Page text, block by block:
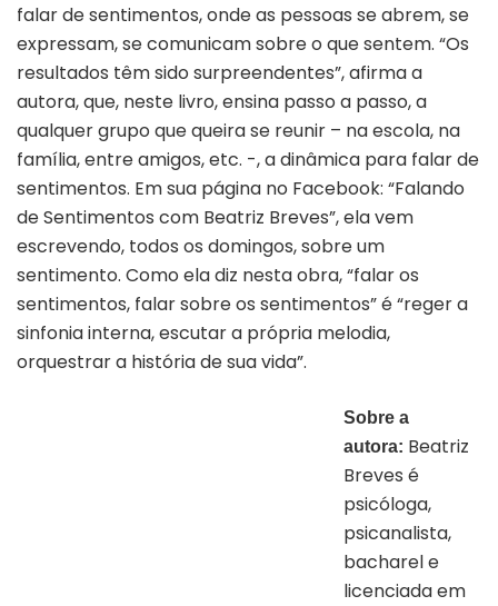
falar de sentimentos, onde as pessoas se abrem, se
expressam, se comunicam sobre o que sentem. “Os
resultados têm sido surpreendentes”, afirma a
autora, que, neste livro, ensina passo a passo, a
qualquer grupo que queira se reunir – na escola, na
família, entre amigos, etc. -, a dinâmica para falar de
sentimentos. Em sua página no Facebook: “Falando
de Sentimentos com Beatriz Breves”, ela vem
escrevendo, todos os domingos, sobre um
sentimento. Como ela diz nesta obra, “falar os
sentimentos, falar sobre os sentimentos” é “reger a
sinfonia interna, escutar a própria melodia,
orquestrar a história de sua vida”.
Sobre a
autora: Beatriz
Breves é
psicóloga,
psicanalista,
bacharel e
licenciada em